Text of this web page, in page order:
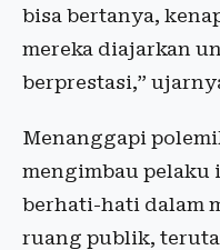
bisa bertanya,
mereka diajarkan
berprestasi,”
Menanggapi
mengimbau
berhati-hati dalam
ruang publik,